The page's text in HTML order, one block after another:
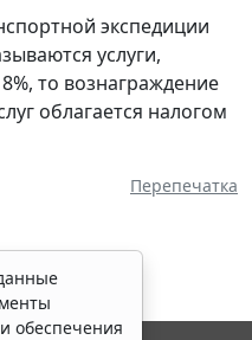
экспедиции
услуги,
то вознаграждение
облагается налогом
Перепечатка
обеспечения